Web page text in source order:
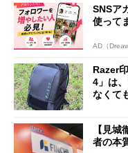
SNSア
使って
AD（
Razer
4」は
なくて
【見
者の本